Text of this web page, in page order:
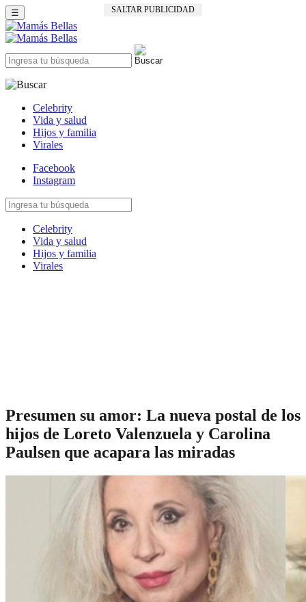
SALTAR PUBLICIDAD
☰
Celebrity
Vida y salud
Hijos y familia
Virales
Facebook
Instagram
Celebrity
Vida y salud
Hijos y familia
Virales
Presumen su amor: La nueva postal de los
hijos de Loreto Valenzuela y Carolina
Paulsen que acapara las miradas